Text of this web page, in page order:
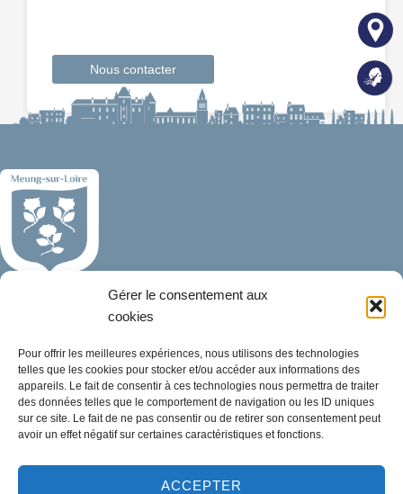
Gérer le consentement aux
cookies
Pour offrir les meilleures expériences, nous utilisons des technologies
telles que les cookies pour stocker et/ou accéder aux informations des
appareils. Le fait de consentir à ces technologies nous permettra de traiter
des données telles que le comportement de navigation ou les ID uniques
sur ce site. Le fait de ne pas consentir ou de retirer son consentement peut
avoir un effet négatif sur certaines caractéristiques et fonctions.
ACCEPTER
Nous contacter
Mairie de Meung-sur-Loire
45130 Meung-sur-Loire
02 38 46 94 94
mairie@meung-sur-loire.com
9h00 à 12h30 & 13h30 à 18h00